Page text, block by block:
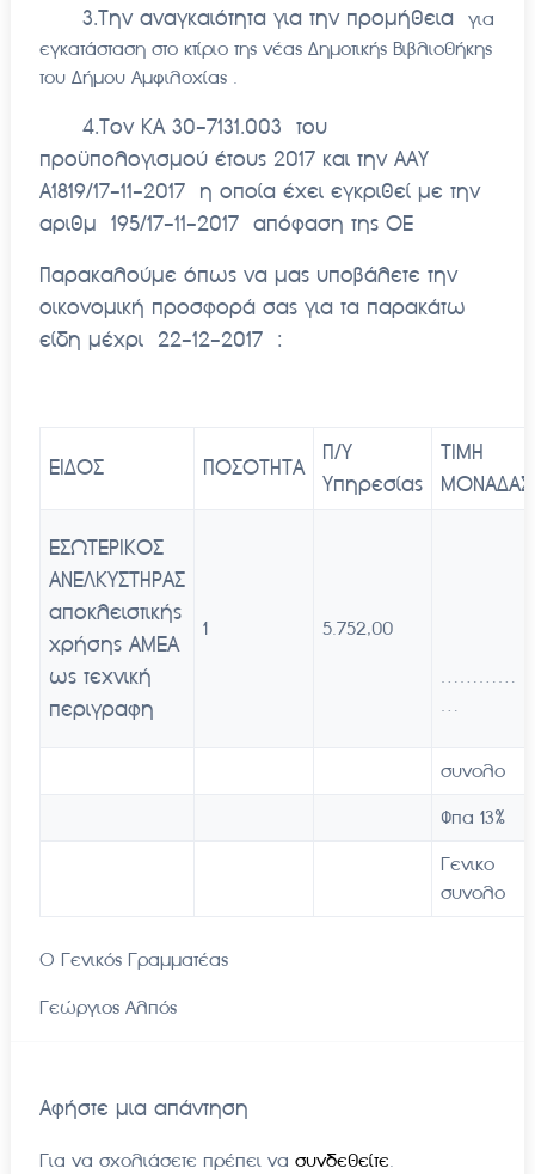
3.Την αναγκαιότητα για την προμήθεια για
εγκατάσταση στο κτίριο της νέας Δημοτικής Βιβλιοθήκης
του Δήμου Αμφιλοχίας .
4.Τον ΚΑ 30-7131.003 του
προϋπολογισμού έτους 2017 και την ΑΑΥ
Α1819/17-11-2017 η οποία έχει εγκριθεί με την
αριθμ 195/17-11-2017 απόφαση της ΟΕ
Παρακαλούμε όπως να μας υποβάλετε την
οικονομική προσφορά σας για τα παρακάτω
είδη μέχρι 22-12-2017 :
ΕΙΔΟΣ ΠΟΣΟΤΗΤΑ
Π/Υ
Υπηρεσίας
ΤΙΜΗ
ΜΟΝΑΔΑΣ
ΕΣΩΤΕΡΙΚΟΣ
ΑΝΕΛΚΥΣΤΗΡΑΣ
αποκλειστικής
χρήσης ΑΜΕΑ
ως τεχνική
περιγραφη
1 5.752,00
…………
…
συνολο
Φπα 13%
Γενικο
συνολο
Ο Γενικός Γραμματέας
Γεώργιος Αλπός
Αφήστε μια απάντηση
Για να σχολιάσετε πρέπει να συνδεθείτε.